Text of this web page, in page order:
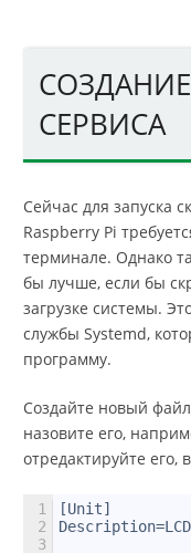
СЕРВИСА
Сейчас для запуска
Raspberry Pi
терминале. Однако
бы лучше, если бы
загрузке системы.
службы Systemd,
программу.
Создайте новый
назовите его,
отредактируйте его,
1
2
3
[Unit]